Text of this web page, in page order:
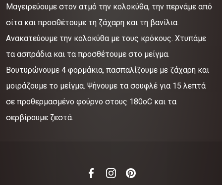
Μαγειρεύουμε στον ατμό την κολοκύθα, την περνάμε από
σίτα και προσθέτουμε τη ζάχαρη και τη βανίλια.
Ανακατεύουμε την κολοκύθα με τους κρόκους. Χτυπάμε
τα ασπράδια και τα προσθέτουμε στο μείγμα.
Βουτυρώνουμε 4 φορμάκια, πασπαλίζουμε με ζάχαρη και
μοιράζουμε το μείγμα. Ψήνουμε τα σουφλέ για 15 λεπτά
σε προθερμασμένο φούρνο στους 180οC και τα
σερβίρουμε ζεστά.